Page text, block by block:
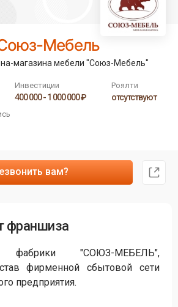
Мебель
магазина мебели "Союз-Мебель"
Инвестиции
400 000 - 1 000 000 ₽
Роялти
отсутствуют
вам?
франшиза
фабрики "СОЮЗ-МЕБЕЛЬ",
фирменной сбытовой сети
предприятия.